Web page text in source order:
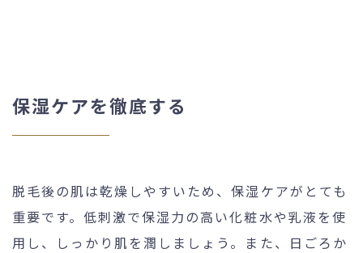
保湿ケアを徹底する
脱毛後の肌は乾燥しやすいため、保湿ケアがとても
重要です。低刺激で保湿力の高い化粧水や乳液を使
用し、しっかり肌を潤しましょう。また、日ごろか